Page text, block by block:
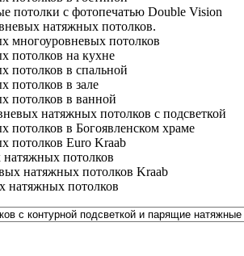
потолки с фотопечатью Double Vision
натяжных потолков.
многоуровневых потолков
потолков на кухне
потолков в спальной
потолков в зале
потолков в ванной
натяжных потолков с подсветкой
потолков в Богоявленском храме
потолков Euro Kraab
потолков
натяжных потолков Kraab
натяжных потолков